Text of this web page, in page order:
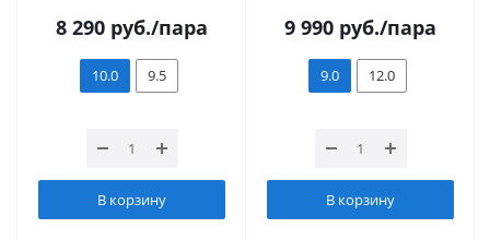
8 290 руб./пара
10.0 9.5
В корзину
9 990 руб./пара
9.0 12.0
В корзину